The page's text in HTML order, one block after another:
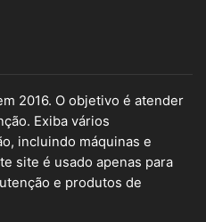
2016. O objetivo é atender
Exiba vários
incluindo máquinas e
site é usado apenas para
e produtos de